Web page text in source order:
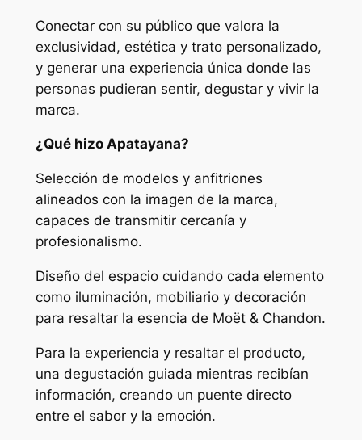
Conectar con su público que valora la
exclusividad, estética y trato personalizado,
y generar una experiencia única donde las
personas pudieran sentir, degustar y vivir la
marca.
¿Qué hizo Apatayana?
Selección de modelos y anfitriones
alineados con la imagen de la marca,
capaces de transmitir cercanía y
profesionalismo.
Diseño del espacio cuidando cada elemento
como iluminación, mobiliario y decoración
para resaltar la esencia de Moët & Chandon.
Para la experiencia y resaltar el producto,
una degustación guiada mientras recibían
información, creando un puente directo
entre el sabor y la emoción.